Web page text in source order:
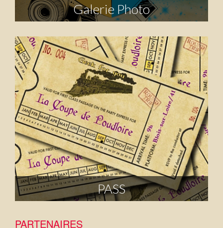
Galerie Photo
PASS
PARTENAIRES